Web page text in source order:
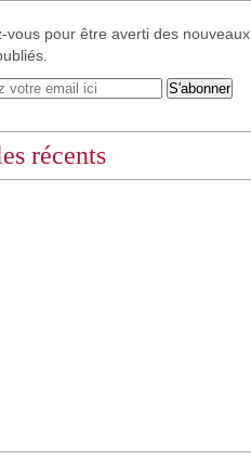
vous pour être averti des nouveaux
récents